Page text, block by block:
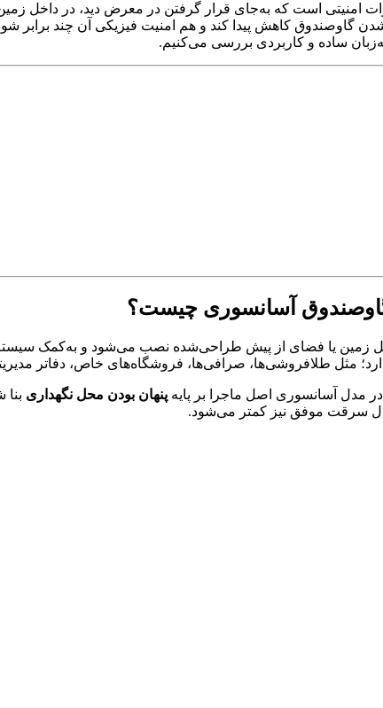
امنیتی است که به‌جای قرار گرفتن در معرض دید، در
گاوصندوق کاهش پیدا کند و هم امنیت فیزیکی آن چند برابر
به‌زبان ساده و کاربردی بررسی می‌کنیم.
یا فضای از پیش طراحی‌شده نصب می‌شود و به‌کمک سیستم
مثل طلافروشی‌ها، صرافی‌ها، فروشگاه‌های خاص، دفاتر
مدل آسانسوری اصل ماجرا بر پایه پنهان بودن محل نگهداری
سرقت موفق نیز کمتر می‌شود.